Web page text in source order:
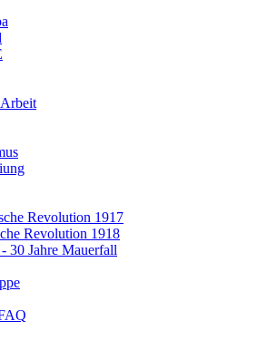
Revolution 1917
Revolution 1918
30 Jahre Mauerfall